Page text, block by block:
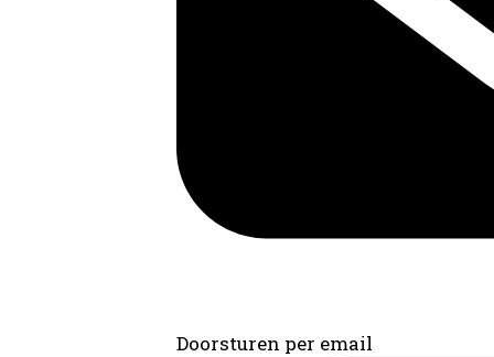
Doorsturen per email